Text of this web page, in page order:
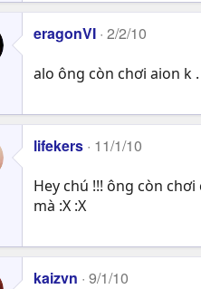
eragonVI 2/2/10
alo ông còn chơi aion k
lifekers 11/1/10
Hey chú !!! ông còn
mà :X :X
kaizvn 9/1/10